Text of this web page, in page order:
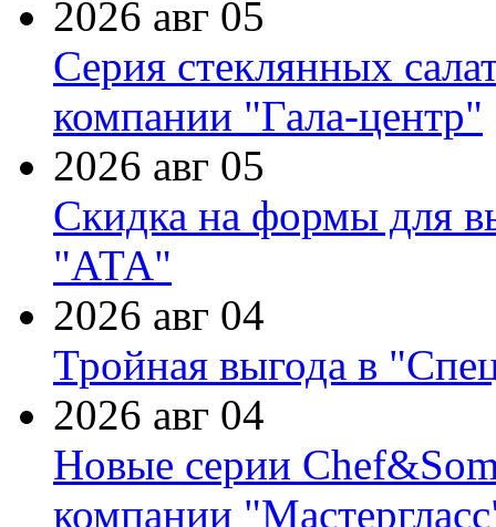
2026 авг 05
Серия стеклянных
компании "Гала-центр"
2026 авг 05
Скидка на формы для
"АТА"
2026 авг 04
Тройная выгода в
2026 авг 04
Новые серии
компании